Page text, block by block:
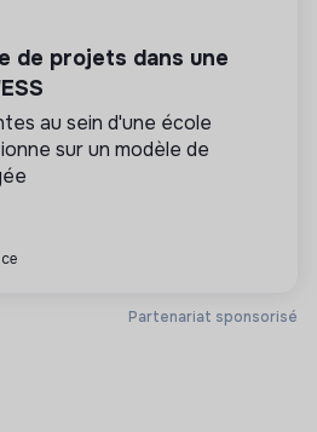
sur un principe de
sociale : son mode de
et participatif, et sa
Il s’agit d’une association,
mutuelle ou entreprise
Partenariat sponsorisé
de projets dans une
au sein d'une école
sur un modèle de